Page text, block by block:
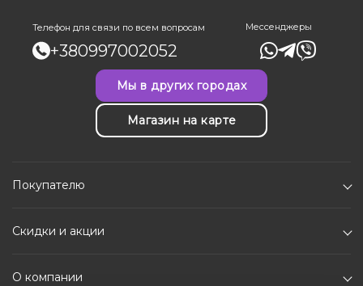
Телефон для связи по всем вопросам
+380997002052
Мессенджеры
Мы в других городах
Магазин на карте
Покупателю
Скидки и акции
О компании